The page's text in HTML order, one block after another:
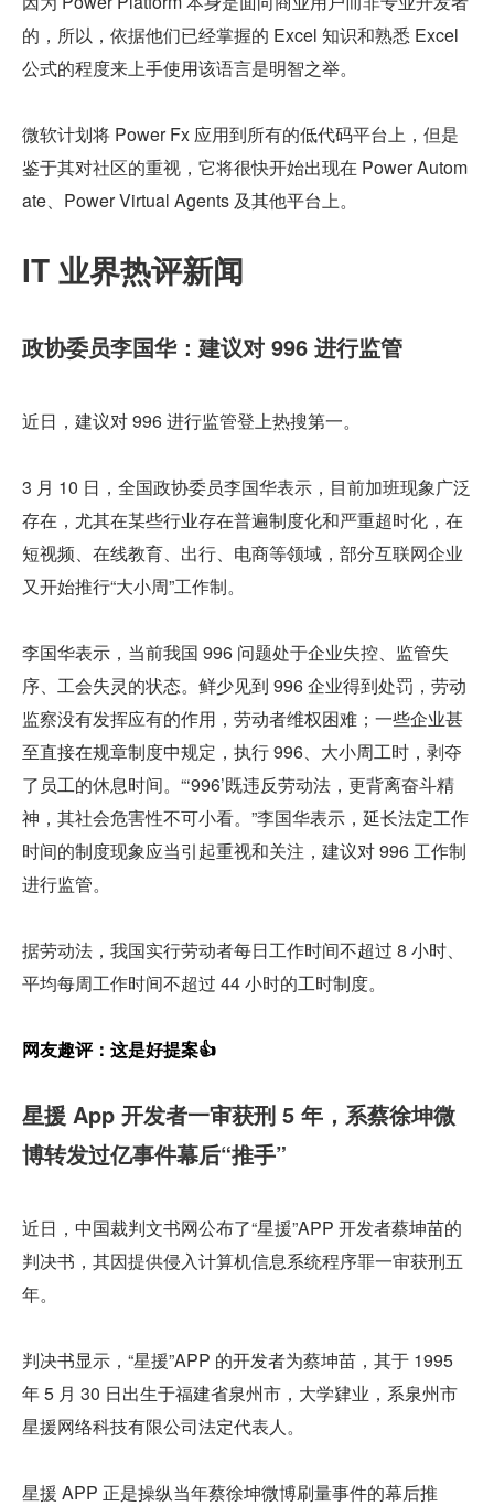
的，所以，依据他们已经掌握的 Excel 知识和熟悉 Excel
公式的程度来上手使用该语言是明智之举。
微软计划将 Power Fx 应用到所有的低代码平台上，但是
鉴于其对社区的重视，它将很快开始出现在 Power Autom
ate、Power Virtual Agents 及其他平台上。
IT 业界热评新闻
政协委员李国华：建议对 996 进行监管
近日，建议对 996 进行监管登上热搜第一。
3 月 10 日，全国政协委员李国华表示，目前加班现象广泛
存在，尤其在某些行业存在普遍制度化和严重超时化，在
短视频、在线教育、出行、电商等领域，部分互联网企业
又开始推行“大小周”工作制。
李国华表示，当前我国 996 问题处于企业失控、监管失
序、工会失灵的状态。鲜少见到 996 企业得到处罚，劳动
监察没有发挥应有的作用，劳动者维权困难；一些企业甚
至直接在规章制度中规定，执行 996、大小周工时，剥夺
了员工的休息时间。“‘996’既违反劳动法，更背离奋斗精
神，其社会危害性不可小看。”李国华表示，延长法定工作
时间的制度现象应当引起重视和关注，建议对 996 工作制
进行监管。
据劳动法，我国实行劳动者每日工作时间不超过 8 小时、
平均每周工作时间不超过 44 小时的工时制度。
网友趣评：这是好提案👍
星援 App 开发者一审获刑 5 年，系蔡徐坤微
博转发过亿事件幕后“推手”
近日，中国裁判文书网公布了“星援”APP 开发者蔡坤苗的
判决书，其因提供侵入计算机信息系统程序罪一审获刑五
年。
判决书显示，“星援”APP 的开发者为蔡坤苗，其于 1995
年 5 月 30 日出生于福建省泉州市，大学肄业，系泉州市
星援网络科技有限公司法定代表人。
星援 APP 正是操纵当年蔡徐坤微博刷量事件的幕后推